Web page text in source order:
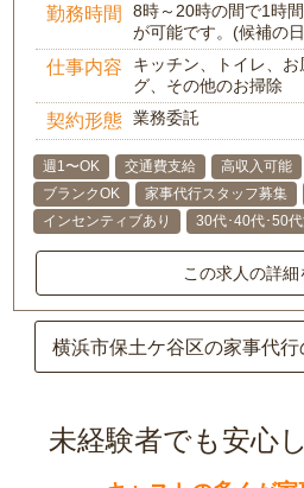
勤務時間
8時～20時の間で1時
が可能です。(候補の
仕事内容
キッチン、トイレ、
グ、その他のお掃除
契約形態 業務委託
週1〜OK 交通費支給 高収入可能
ブランクOK
家事代行スタッフ募集
インセンティブあり
30代･40代･50
この求人の詳細
横浜市保土ケ谷区の家事代
未経験者でも安心